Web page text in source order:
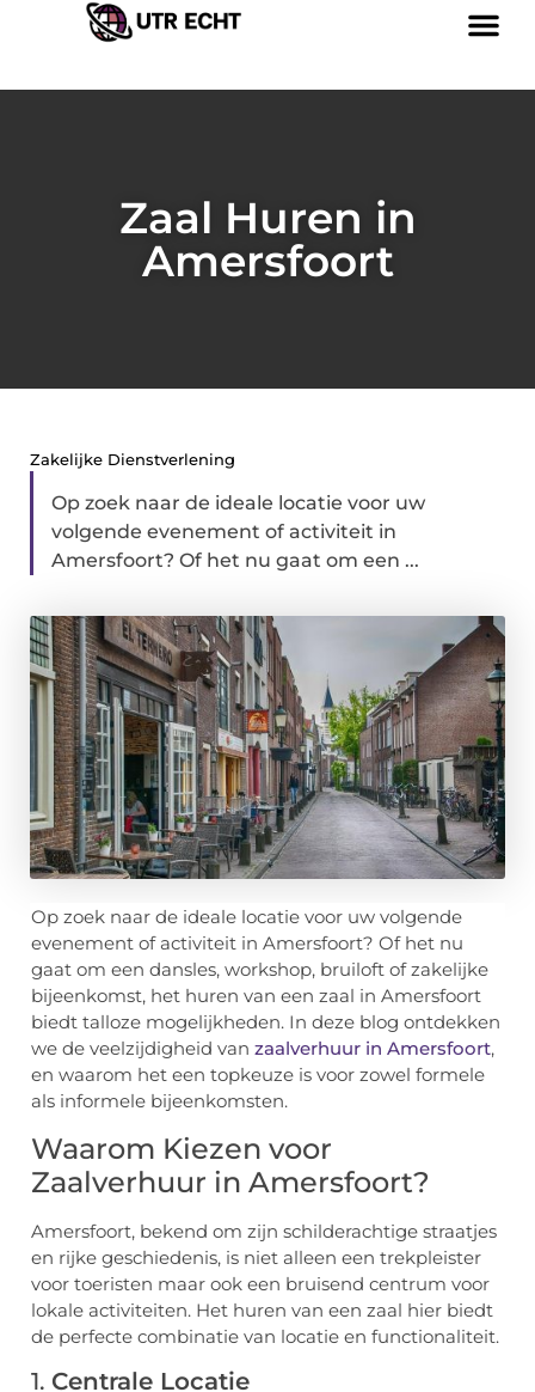
Zaal Huren in
Amersfoort
Zakelijke Dienstverlening
Op zoek naar de ideale locatie voor uw
volgende evenement of activiteit in
Amersfoort? Of het nu gaat om een ...
Op zoek naar de ideale locatie voor uw volgende
evenement of activiteit in Amersfoort? Of het nu
gaat om een dansles, workshop, bruiloft of zakelijke
bijeenkomst, het huren van een zaal in Amersfoort
biedt talloze mogelijkheden. In deze blog ontdekken
we de veelzijdigheid van zaalverhuur in Amersfoort,
en waarom het een topkeuze is voor zowel formele
als informele bijeenkomsten.
Waarom Kiezen voor
Zaalverhuur in Amersfoort?
Amersfoort, bekend om zijn schilderachtige straatjes
en rijke geschiedenis, is niet alleen een trekpleister
voor toeristen maar ook een bruisend centrum voor
lokale activiteiten. Het huren van een zaal hier biedt
de perfecte combinatie van locatie en functionaliteit.
1. Centrale Locatie